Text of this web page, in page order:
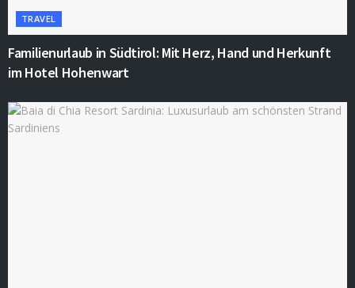
TRAVEL
Familienurlaub in Südtirol: Mit Herz, Hand und Herkunft
im Hotel Hohenwart